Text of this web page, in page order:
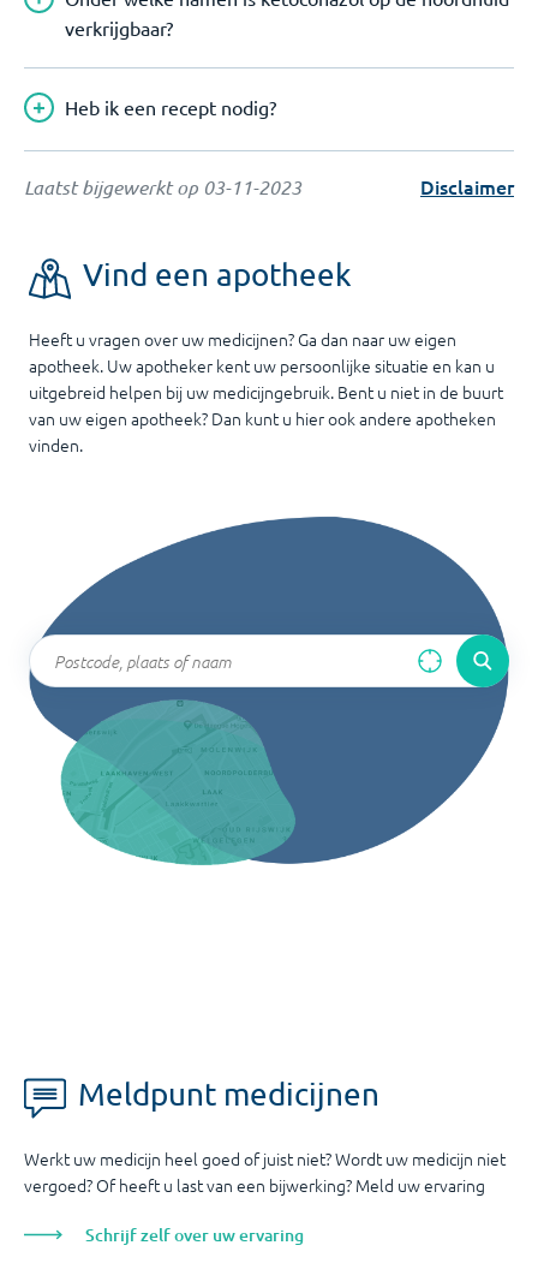
verkrijgbaar?
Heb ik een recept nodig?
Laatst bijgewerkt op 03-11-2023 Disclaimer
Vind een apotheek
Heeft u vragen over uw medicijnen? Ga dan naar uw eigen
apotheek. Uw apotheker kent uw persoonlijke situatie en kan u
uitgebreid helpen bij uw medicijngebruik. Bent u niet in de buurt
van uw eigen apotheek? Dan kunt u hier ook andere apotheken
vinden.
Meldpunt medicijnen
Werkt uw medicijn heel goed of juist niet? Wordt uw medicijn niet
vergoed? Of heeft u last van een bijwerking? Meld uw ervaring
Schrijf zelf over uw ervaring